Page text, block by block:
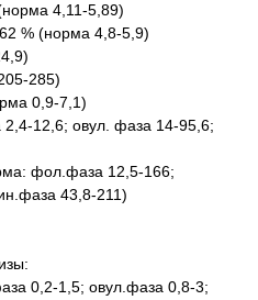
4,11-5,89)
% (норма 4,8-5,9)
285)
0,9-7,1)
12,6; овул. фаза 14-95,6;
фол.фаза 12,5-166;
43,8-211)
0,2-1,5; овул.фаза 0,8-3;